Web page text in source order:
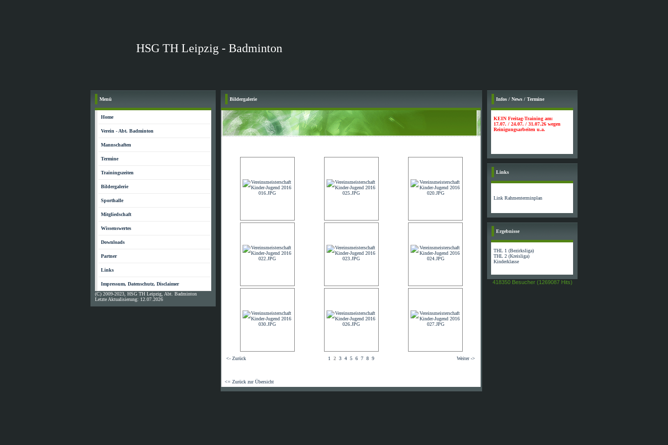
HSG TH Leipzig - Badminton
Menü
Home
Verein - Abt. Badminton
Mannschaften
Termine
Trainingszeiten
Bildergalerie
Sporthalle
Mitgliedschaft
Wissenswertes
Downloads
Partner
Links
Impressum, Datenschutz, Disclaimer
(C) 2009-2023, HSG TH Leipzig, Abt. Badminton
Letzte Aktualisierung: 12.07.2026
Bildergalerie
<- Zurück 1 2 3 4 5 6 7 8 9 Weiter ->
<= Zurück zur Übersicht
Infos / News / Termine
KEIN Freitag-Training am:
17.07. / 24.07. / 31.07.26 wegen
Reinigungsarbeiten u.a.
Links
Link Rahmenterminplan
Ergebnisse
THL 1 (Bezirksliga)
THL 2 (Kreisliga)
Kinderklasse
418350 Besucher (1269087 Hits)